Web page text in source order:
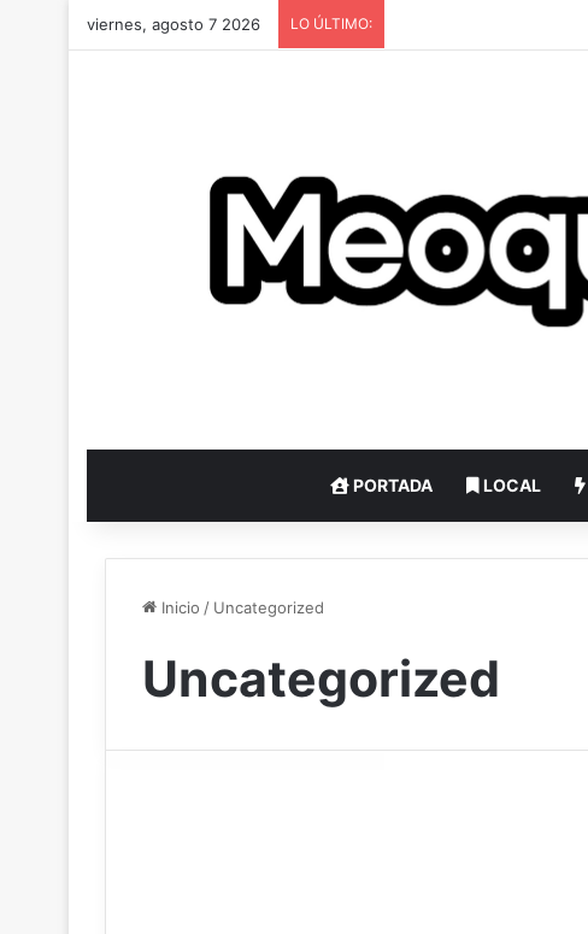
viernes, agosto 7 2026 LO ÚLTIMO:
PORTADA LOCAL
Inicio / Uncategorized
Uncategorized